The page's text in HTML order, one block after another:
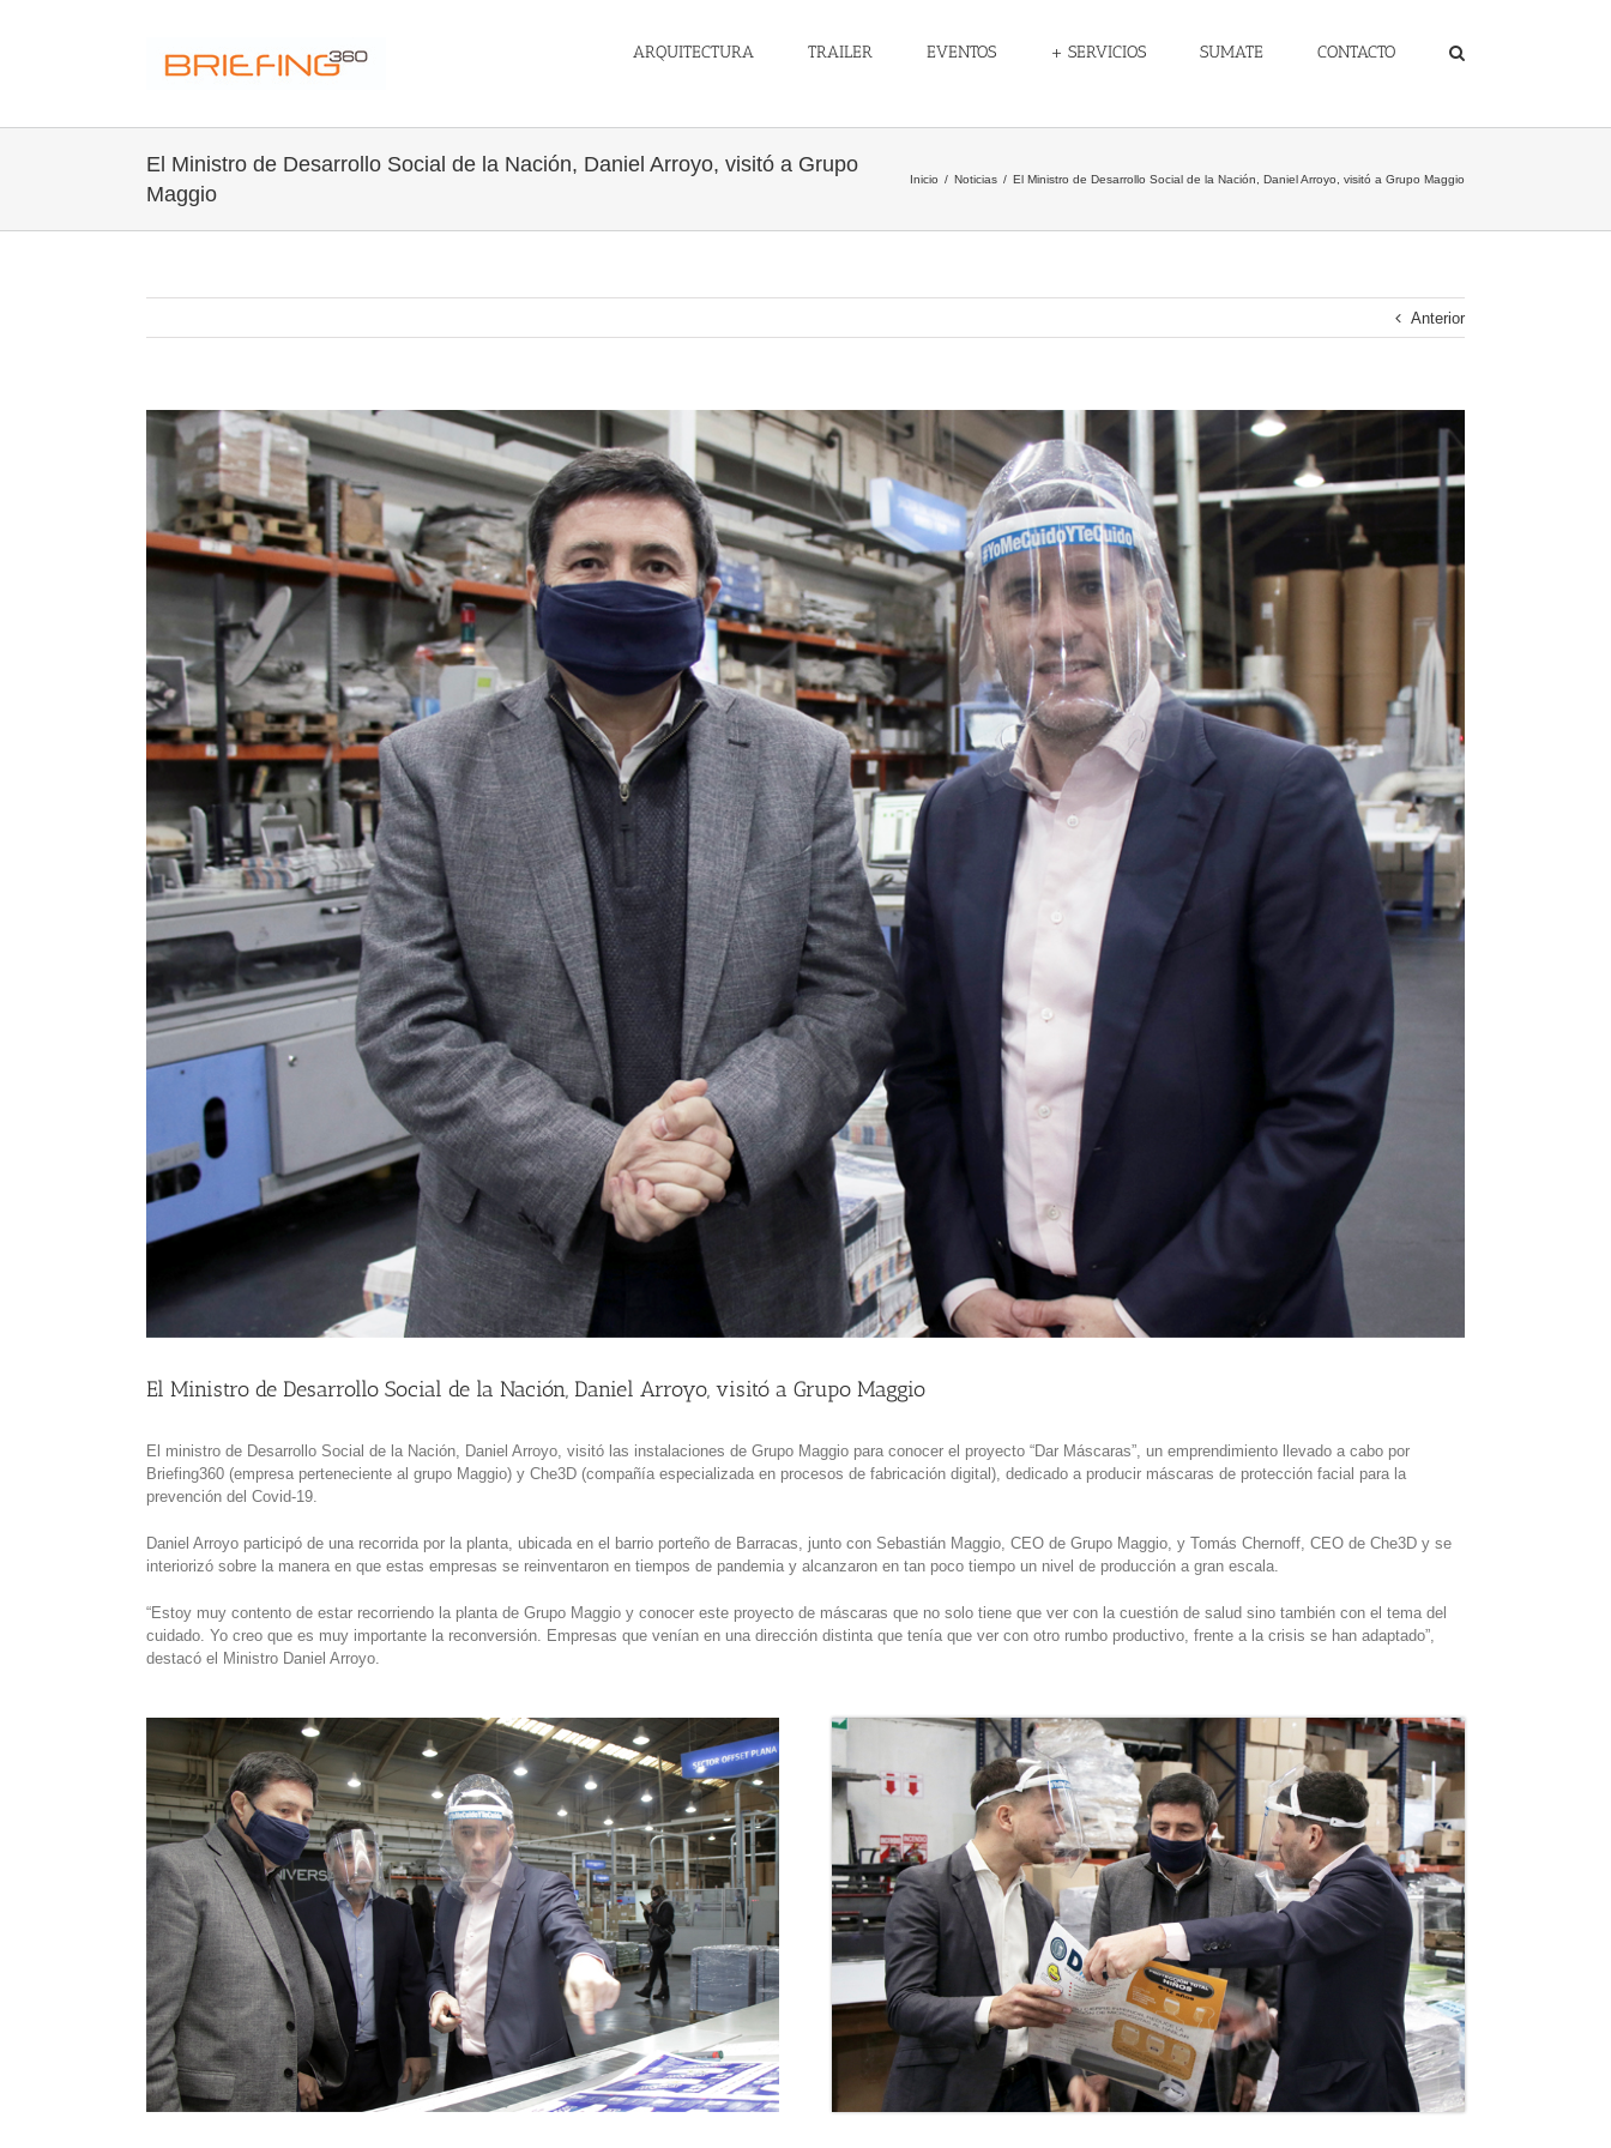
ARQUITECTURA TRAILER EVENTOS + SERVICIOS SUMATE CONTACTO
El Ministro de Desarrollo Social de la Nación, Daniel Arroyo, visitó a Grupo
Maggio
Inicio / Noticias / El Ministro de Desarrollo Social de la Nación, Daniel Arroyo, visitó a Grupo Maggio
Anterior
Ver
imagen
grande
El Ministro de Desarrollo Social de la Nación, Daniel Arroyo, visitó a Grupo Maggio
El ministro de Desarrollo Social de la Nación, Daniel Arroyo, visitó las instalaciones de Grupo Maggio para conocer el proyecto “Dar Máscaras”, un emprendimiento llevado a cabo por
Briefing360 (empresa perteneciente al grupo Maggio) y Che3D (compañía especializada en procesos de fabricación digital), dedicado a producir máscaras de protección facial para la
prevención del Covid-19.
Daniel Arroyo participó de una recorrida por la planta, ubicada en el barrio porteño de Barracas, junto con Sebastián Maggio, CEO de Grupo Maggio, y Tomás Chernoff, CEO de Che3D y se
interiorizó sobre la manera en que estas empresas se reinventaron en tiempos de pandemia y alcanzaron en tan poco tiempo un nivel de producción a gran escala.
“Estoy muy contento de estar recorriendo la planta de Grupo Maggio y conocer este proyecto de máscaras que no solo tiene que ver con la cuestión de salud sino también con el tema del
cuidado. Yo creo que es muy importante la reconversión. Empresas que venían en una dirección distinta que tenía que ver con otro rumbo productivo, frente a la crisis se han adaptado”,
destacó el Ministro Daniel Arroyo.